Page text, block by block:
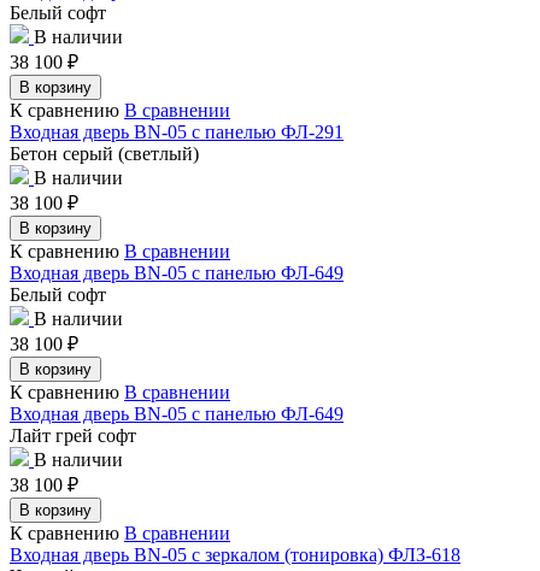
Белый софт
В наличии
38 100 ₽
В корзину
К сравнению В сравнении
Входная дверь BN-05 с панелью ФЛ-291
Бетон серый (светлый)
В наличии
38 100 ₽
В корзину
К сравнению В сравнении
Входная дверь BN-05 с панелью ФЛ-649
Белый софт
В наличии
38 100 ₽
В корзину
К сравнению В сравнении
Входная дверь BN-05 с панелью ФЛ-649
Лайт грей софт
В наличии
38 100 ₽
В корзину
К сравнению В сравнении
Входная дверь BN-05 с зеркалом (тонировка) ФЛЗ-618